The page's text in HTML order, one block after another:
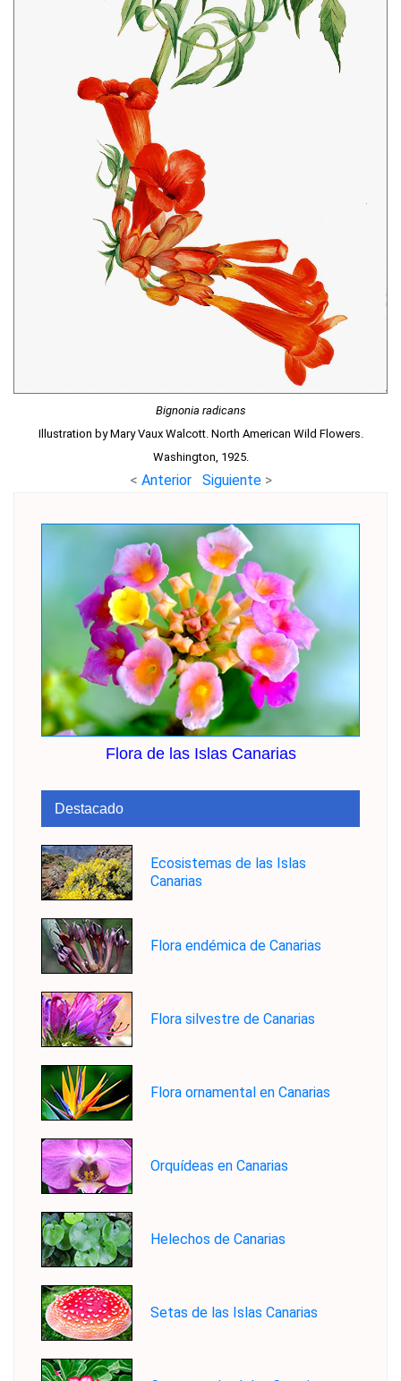
Bignonia radicans
Illustration by Mary Vaux Walcott. North American Wild Flowers.
Washington, 1925.
< Anterior Siguiente >
Flora de las Islas Canarias
Destacado
Ecosistemas de las Islas
Canarias
Flora endémica de Canarias
Flora silvestre de Canarias
Flora ornamental en Canarias
Orquídeas en Canarias
Helechos de Canarias
Setas de las Islas Canarias